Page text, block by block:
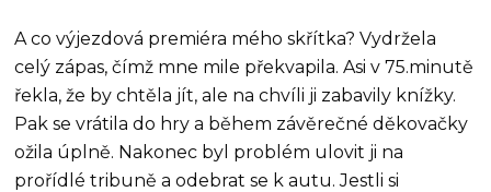
A co výjezdová premiéra mého skřítka? Vydržela
celý zápas, čímž mne mile překvapila. Asi v 75.minutě
řekla, že by chtěla jít, ale na chvíli ji zabavily knížky.
Pak se vrátila do hry a během závěrečné děkovačky
ožila úplně. Nakonec byl problém ulovit ji na
prořídlé tribuně a odebrat se k autu. Jestli si